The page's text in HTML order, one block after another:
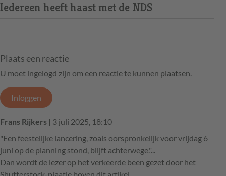
Iedereen heeft haast met de NDS
Plaats een reactie
U moet ingelogd zijn om een reactie te kunnen plaatsen.
Inloggen
Frans Rijkers | 3 juli 2025, 18:10
"Een feestelijke lancering, zoals oorspronkelijk voor vrijdag 6
juni op de planning stond, blijft achterwege."...
Dan wordt de lezer op het verkeerde been gezet door het